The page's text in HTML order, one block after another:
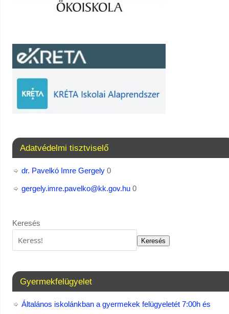
Adatvédelmi tisztviselő
dr. Pavelkó Imre Gergely0
gergely.imre.pavelko@kk.gov.hu0
Keresés
Keresés
Gyermekfelügyelet
Általános iskolánkban a gyermekek felügyeletét 7:00h és